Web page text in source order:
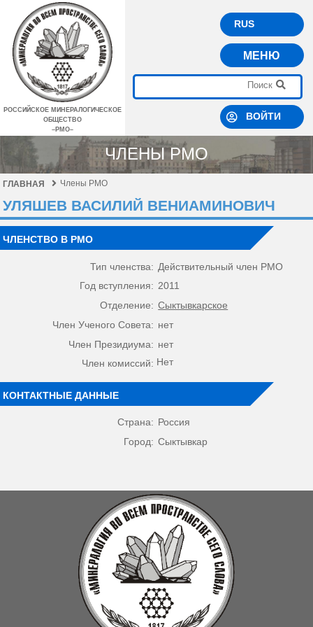
РОССИЙСКОЕ МИНЕРАЛОГИЧЕСКОЕ
ОБЩЕСТВО
–РМО–
RUS
МЕНЮ
ВОЙТИ
ЧЛЕНЫ РМО
ГЛАВНАЯ Члены РМО
УЛЯШЕВ ВАСИЛИЙ ВЕНИАМИНОВИЧ
ЧЛЕНСТВО В РМО
Тип членства: Действительный член РМО
Год вступления: 2011
Отделение: Сыктывкарское
Член Ученого Совета: нет
Член Президиума: нет
Член комиссий: Нет
КОНТАКТНЫЕ ДАННЫЕ
Страна: Россия
Город: Сыктывкар